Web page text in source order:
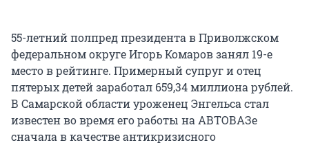
55-летний полпред президента в Приволжском
федеральном округе Игорь Комаров занял 19-е
место в рейтинге. Примерный супруг и отец
пятерых детей заработал 659,34 миллиона рублей.
В Самарской области уроженец Энгельса стал
известен во время его работы на АВТОВАЗе
сначала в качестве антикризисного